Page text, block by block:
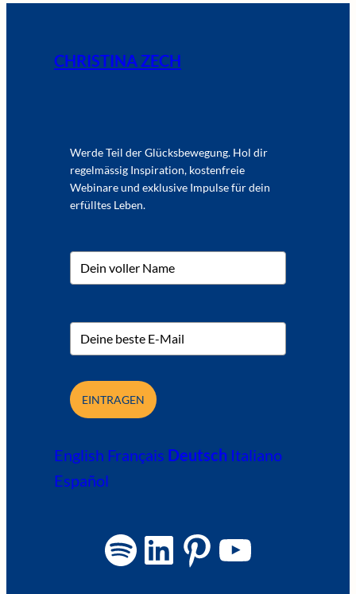
CHRISTINA ZECH
Werde Teil der Glücksbewegung. Hol dir
regelmässig Inspiration, kostenfreie
Webinare und exklusive Impulse für dein
erfülltes Leben.
EINTRAGEN
English Français Deutsch Italiano
Español
Spotify LinkedIn Pinterest YouTube